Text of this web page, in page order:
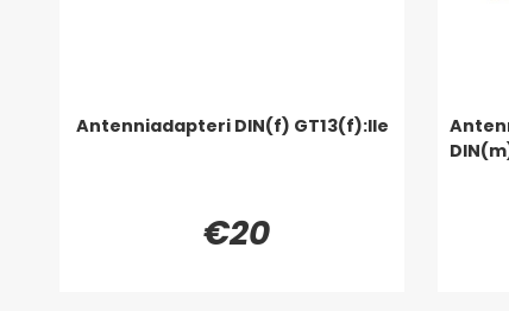
Antenniadapteri DIN(f) GT13(f):lle
€20